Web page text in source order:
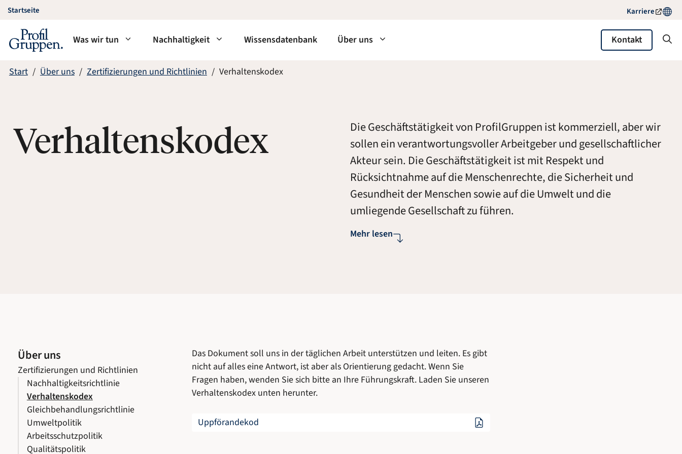
Zum
springen
Startseite Karriere
Was wir tun Nachhaltigkeit Wissensdatenbank Über uns Kontakt
Start Über uns Zertifizierungen und Richtlinien Verhaltenskodex
Verhaltenskodex
Die Geschäftstätigkeit von ProfilGruppen ist kommerziell, aber wir
sollen ein verantwortungsvoller Arbeitgeber und gesellschaftlicher
Akteur sein. Die Geschäftstätigkeit ist mit Respekt und
Rücksichtnahme auf die Menschenrechte, die Sicherheit und
Gesundheit der Menschen sowie auf die Umwelt und die
umliegende Gesellschaft zu führen.
Mehr lesen
Über uns
Zertifizierungen und Richtlinien
Nachhaltigkeitsrichtlinie
Verhaltenskodex
Gleichbehandlungsrichtlinie
Umweltpolitik
Arbeitsschutzpolitik
Qualitätspolitik
Das Dokument soll uns in der täglichen Arbeit unterstützen und leiten. Es gibt
nicht auf alles eine Antwort, ist aber als Orientierung gedacht. Wenn Sie
Fragen haben, wenden Sie sich bitte an Ihre Führungskraft. Laden Sie unseren
Verhaltenskodex unten herunter.
Uppförandekod